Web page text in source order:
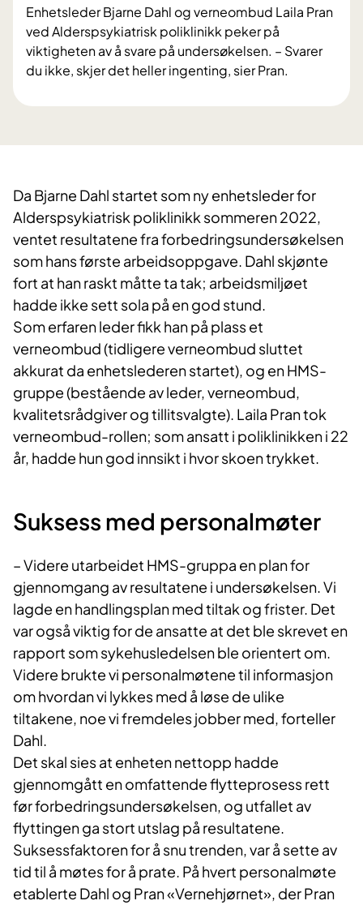
Enhetsleder Bjarne Dahl og verneombud Laila Pran
ved Alderspsykiatrisk poliklinikk peker på
viktigheten av å svare på undersøkelsen. – Svarer
du ikke, skjer det heller ingenting, sier Pran.
Da Bjarne Dahl startet som ny enhetsleder for
Alderspsykiatrisk poliklinikk sommeren 2022,
ventet resultatene fra forbedringsundersøkelsen
som hans første arbeidsoppgave. Dahl skjønte
fort at han raskt måtte ta tak; arbeidsmiljøet
hadde ikke sett sola på en god stund.
Som erfaren leder fikk han på plass et
verneombud (tidligere verneombud sluttet
akkurat da enhetslederen startet), og en HMS-
gruppe (bestående av leder, verneombud,
kvalitetsrådgiver og tillitsvalgte). Laila Pran tok
verneombud-rollen; som ansatt i poliklinikken i 22
år, hadde hun god innsikt i hvor skoen trykket.
Suksess med personalmøter
– Videre utarbeidet HMS-gruppa en plan for
gjennomgang av resultatene i undersøkelsen. Vi
lagde en handlingsplan med tiltak og frister. Det
var også viktig for de ansatte at det ble skrevet en
rapport som sykehusledelsen ble orientert om.
Videre brukte vi personalmøtene til informasjon
om hvordan vi lykkes med å løse de ulike
tiltakene, noe vi fremdeles jobber med, forteller
Dahl.
Det skal sies at enheten nettopp hadde
gjennomgått en omfattende flytteprosess rett
før forbedringsundersøkelsen, og utfallet av
flyttingen ga stort utslag på resultatene.
Suksessfaktoren for å snu trenden, var å sette av
tid til å møtes for å prate. På hvert personalmøte
etablerte Dahl og Pran «Vernehjørnet», der Pran